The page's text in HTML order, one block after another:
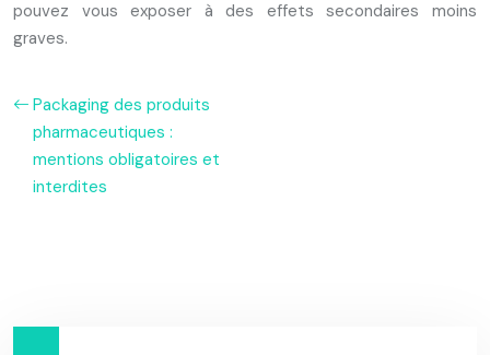
pouvez vous exposer à des effets secondaires moins
graves.
Packaging des produits
pharmaceutiques :
mentions obligatoires et
interdites